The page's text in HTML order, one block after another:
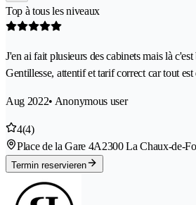
Top à tous les niveaux
J'en ai fait plusieurs des cabinets mais là
Gentillesse, attentif et tarif correct car tout
Aug 2022• Anonymous user
4(4)
Place de la Gare 4A2300 La Chaux-de-
Termin reservieren